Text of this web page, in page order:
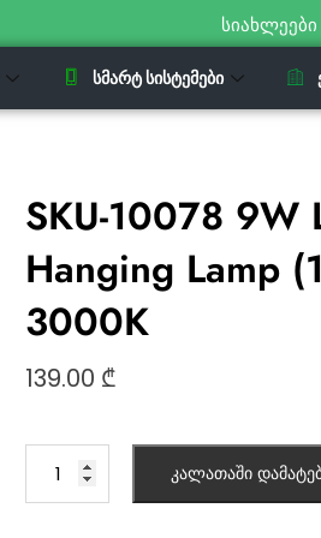
სიახლეები
ᲡᲛᲐᲠᲢ ᲡᲘᲡᲢᲔᲛᲔᲑᲘ
SKU-10078 9W
Hanging Lamp
3000K
139.00 ₾
კალათაში